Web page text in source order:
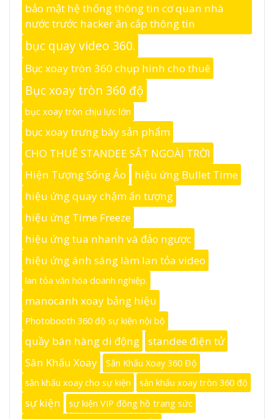
bảo mật hệ thống thông tin cơ quan nhà
nước trước hacker ăn cắp thông tin
bục quay video 360.
Bục xoay tròn 360 chụp hình cho thuê
Bục xoay tròn 360 độ
bục xoay tròn chịu lực lớn
bục xoay trưng bày sản phẩm
CHO THUÊ STANDEE SẮT NGOÀI TRỜI
Hiện Tượng Sống Ảo
hiệu ứng Bullet Time
hiệu ứng quay chậm ấn tượng
hiệu ứng Time Freeze
hiệu ứng tua nhanh và đảo ngược
hiệu ứng ánh sáng làm lan tỏa video
lan tỏa văn hóa doanh nghiệp.
manocanh xoay bảng hiệu
Photobooth 360 độ sự kiện nội bộ
quầy bán hàng di động
standee điện tử
Sân Khấu Xoay
Sân Khấu Xoay 360 Độ
sân khấu xoay cho sự kiện
sân khấu xoay tròn 360 độ
sự kiện
sự kiện VIP đồng hồ trang sức